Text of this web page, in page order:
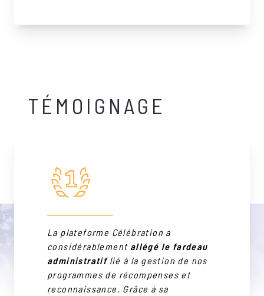
TÉMOIGNAGE
La plateforme Célébration a
considérablementallégé le fardeau
administratiflié à la gestion de nos
programmes de récompenses et
reconnaissance. Grâce à sa